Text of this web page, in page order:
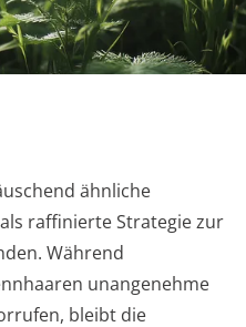
ähnliche
raffinierte Strategie zur
Während
unangenehme
bleibt die